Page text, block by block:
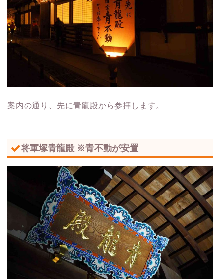
案内の通り、先に青龍殿から参拝します。
将軍塚青龍殿 ※青不動が安置